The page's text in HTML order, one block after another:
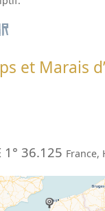
et Marais
1° 36.125 France,